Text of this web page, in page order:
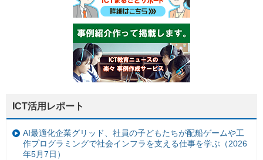
ICT活用レポート
AI最適化企業グリッド、社員の子どもたちが配船ゲームや工
作プログラミングで社会インフラを支える仕事を学ぶ（2026
年5月7日）